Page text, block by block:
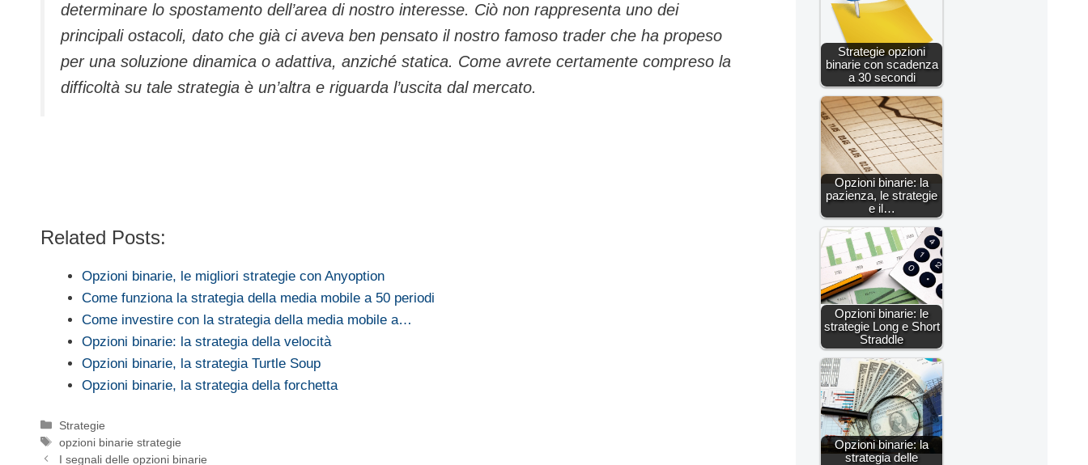
determinare lo spostamento dell’area di nostro interesse. Ciò non rappresenta uno dei
principali ostacoli, dato che già ci aveva ben pensato il nostro famoso trader che ha propeso
per una soluzione dinamica o adattiva, anziché statica. Come avrete certamente compreso la
difficoltà su tale strategia è un’altra e riguarda l’uscita dal mercato.
Related Posts:
Opzioni binarie, le migliori strategie con Anyoption
Come funziona la strategia della media mobile a 50 periodi
Come investire con la strategia della media mobile a…
Opzioni binarie: la strategia della velocità
Opzioni binarie, la strategia Turtle Soup
Opzioni binarie, la strategia della forchetta
Categorie
Strategie
Tag
opzioni binarie strategie
I segnali delle opzioni binarie
Strategie opzioni
binarie con scadenza
a 30 secondi
Opzioni binarie: la
pazienza, le strategie
e il…
Opzioni binarie: le
strategie Long e Short
Straddle
Opzioni binarie: la
strategia delle